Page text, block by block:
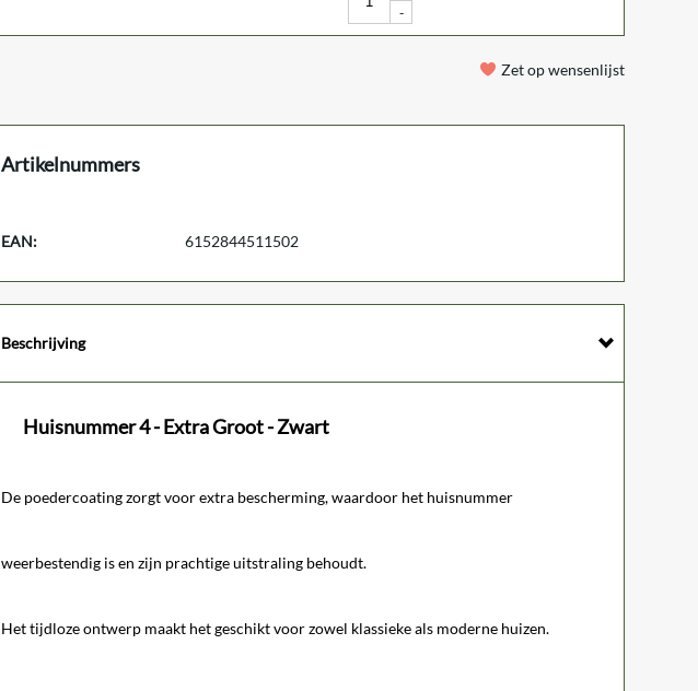
-
Zet op wensenlijst
Artikelnummers
EAN: 6152844511502
Beschrijving
Huisnummer 4 - Extra Groot - Zwart
De poedercoating zorgt voor extra bescherming, waardoor het huisnummer
weerbestendig is en zijn prachtige uitstraling behoudt.
Het tijdloze ontwerp maakt het geschikt voor zowel klassieke als moderne huizen.